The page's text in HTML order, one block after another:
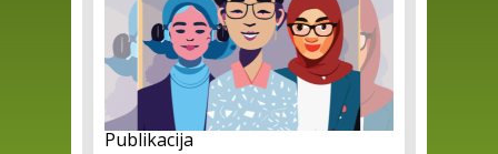
Publikacija